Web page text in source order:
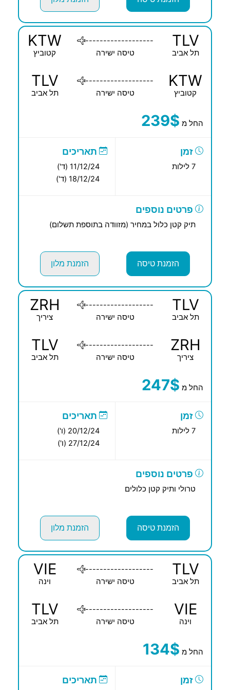
TLV
תל אביב
-------------------
טיסה ישירה
KTW
קטוביץ
KTW
קטוביץ
-------------------
טיסה ישירה
TLV
תל אביב
החל מ 239$
זמן
7 לילות
תאריכים
11/12/24 (ד')
18/12/24 (ד')
פרטים נוספים
תיק קטן כלול במחיר (מזוודה בתוספת תשלום)
הזמנת טיסה הזמנת מלון
TLV
תל אביב
-------------------
טיסה ישירה
ZRH
ציריך
ZRH
ציריך
-------------------
טיסה ישירה
TLV
תל אביב
החל מ 247$
זמן
7 לילות
תאריכים
20/12/24 (ו')
27/12/24 (ו')
פרטים נוספים
טרולי ותיק קטן כלולים
הזמנת טיסה הזמנת מלון
TLV
תל אביב
-------------------
טיסה ישירה
VIE
וינה
VIE
וינה
-------------------
טיסה ישירה
TLV
תל אביב
החל מ 134$
זמן תאריכים